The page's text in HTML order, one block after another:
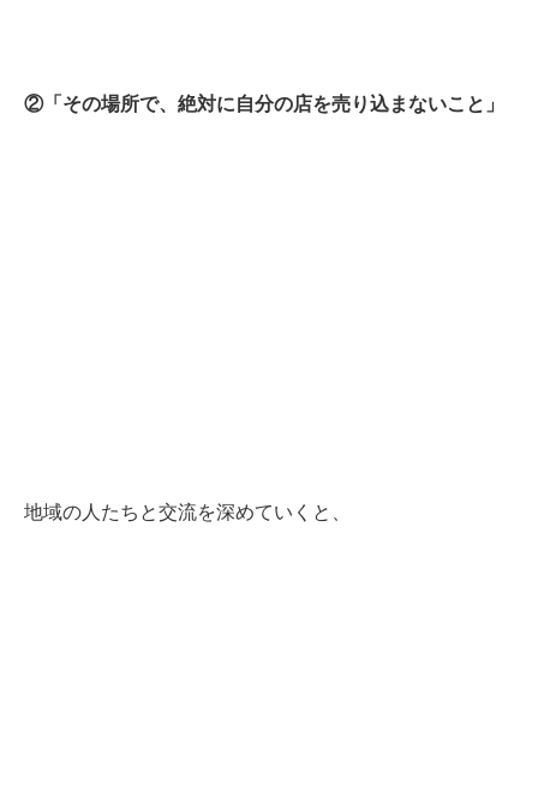
②「その場所で、絶対に自分の店を売り込まないこと」
地域の人たちと交流を深めていくと、